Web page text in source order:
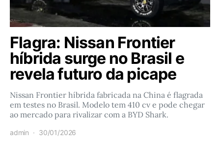
Flagra: Nissan Frontier
híbrida surge no Brasil e
revela futuro da picape
Nissan Frontier híbrida fabricada na China é flagrada
em testes no Brasil. Modelo tem 410 cv e pode chegar
ao mercado para rivalizar com a BYD Shark.
admin 30/01/2026